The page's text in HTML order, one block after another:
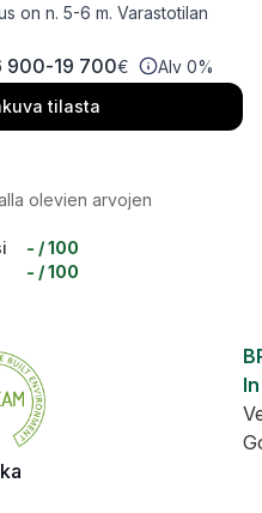
on n. 5-6 m. Varastotilan
900-19 700€
Alv 0%
tilasta
olevien arvojen
- / 100
- / 100